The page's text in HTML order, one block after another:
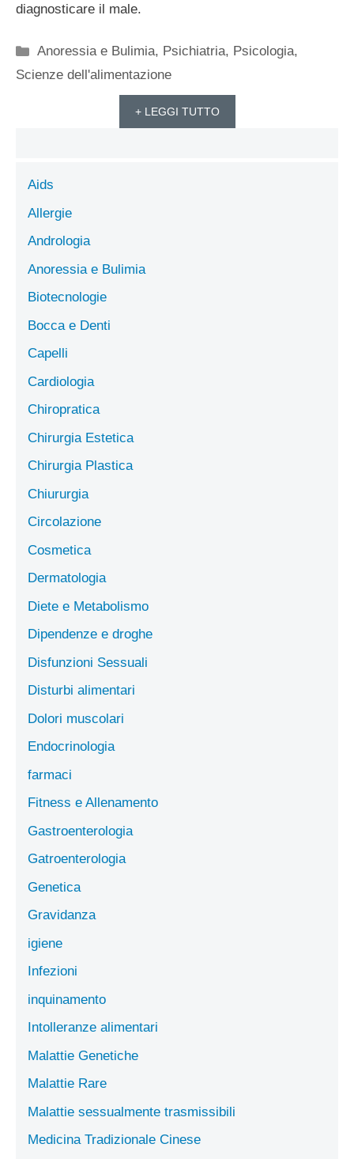
diagnosticare il male.
Categorie
Anoressia e Bulimia, Psichiatria, Psicologia,
Scienze dell'alimentazione
+ LEGGI TUTTO
Aids
Allergie
Andrologia
Anoressia e Bulimia
Biotecnologie
Bocca e Denti
Capelli
Cardiologia
Chiropratica
Chirurgia Estetica
Chirurgia Plastica
Chiururgia
Circolazione
Cosmetica
Dermatologia
Diete e Metabolismo
Dipendenze e droghe
Disfunzioni Sessuali
Disturbi alimentari
Dolori muscolari
Endocrinologia
farmaci
Fitness e Allenamento
Gastroenterologia
Gatroenterologia
Genetica
Gravidanza
igiene
Infezioni
inquinamento
Intolleranze alimentari
Malattie Genetiche
Malattie Rare
Malattie sessualmente trasmissibili
Medicina Tradizionale Cinese